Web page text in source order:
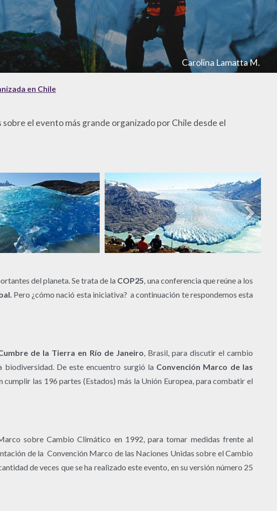
Carolina Lamatta M.
en Chile
el evento más grande organizado por Chile desde el
del planeta. Se trata de la COP25 , una conferencia que reúne a los
Pero ¿cómo nació esta iniciativa? a continuación te respondemos esta
de la Tierra en Río de Janeiro , Brasil, para discutir el cambio
De este encuentro surgió laConvención Marco de las
cumplir las 196 partes (Estados) más la Unión Europea, para combatir el
sobre Cambio Climático en 1992, para tomar medidas frente al
de la Convención Marco de las Naciones Unidas sobre el Cambio
de veces que se ha realizado este evento, en su versión número 25